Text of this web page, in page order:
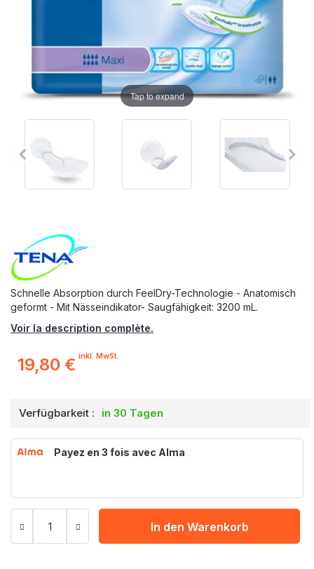
Schnelle Absorption durch FeelDry-Technologie - Anatomisch
geformt - Mit Nässeindikator- Saugfähigkeit: 3200 mL.
Voir la description complète.
19,80 € inkl. MwSt.
Verfügbarkeit : in 30 Tagen
Payez en 3 fois avec Alma
In den Warenkorb
Tap to expand